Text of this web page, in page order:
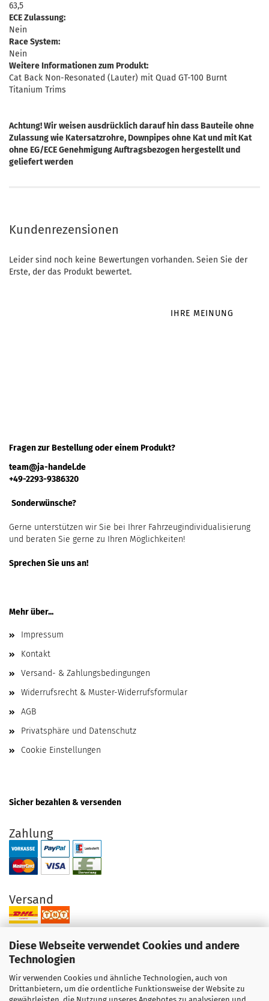
Diese Webseite verwendet Cookies und andere
Technologien
Wir verwenden Cookies und ähnliche Technologien, auch von
Drittanbietern, um die ordentliche Funktionsweise der Website zu
gewährleisten, die Nutzung unseres Angebotes zu analysieren und
63,5
ECE Zulassung:
Nein
Race System:
Nein
Weitere Informationen zum Produkt:
Cat Back Non-Resonated (Lauter) mit Quad GT-100 Burnt
Titanium Trims
Achtung! Wir weisen ausdrücklich darauf hin dass Bauteile ohne
Zulassung wie Katersatzrohre, Downpipes ohne Kat und mit Kat
ohne EG/ECE Genehmigung Auftragsbezogen hergestellt und
geliefert werden
Kundenrezensionen
Leider sind noch keine Bewertungen vorhanden. Seien Sie der
Erste, der das Produkt bewertet.
IHRE MEINUNG
Fragen zur Bestellung oder einem Produkt?
team@ja-handel.de
+49-2293-9386320
Sonderwünsche?
Gerne unterstützen wir Sie bei Ihrer Fahrzeugindividualisierung
und beraten Sie gerne zu Ihren Möglichkeiten!
Sprechen Sie uns an!
Mehr über...
Impressum
Kontakt
Versand- & Zahlungsbedingungen
Widerrufsrecht & Muster-Widerrufsformular
AGB
Privatsphäre und Datenschutz
Cookie Einstellungen
Sicher bezahlen & versenden
Zahlung
Versand
Ihre Vorteile bei uns